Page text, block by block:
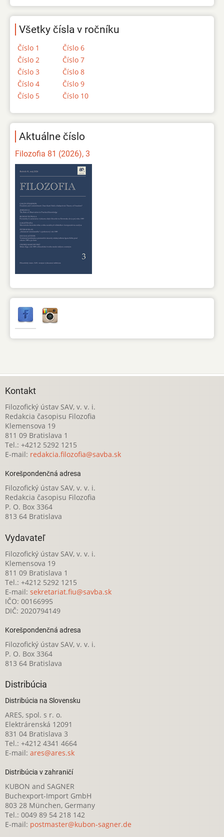
Všetky čísla v ročníku
Číslo 1
Číslo 2
Číslo 3
Číslo 4
Číslo 5
Číslo 6
Číslo 7
Číslo 8
Číslo 9
Číslo 10
Aktuálne číslo
Filozofia 81 (2026), 3
Kontakt
Filozofický ústav SAV, v. v. i.
Redakcia časopisu Filozofia
Klemensova 19
811 09 Bratislava 1
Tel.: +4212 5292 1215
E-mail: redakcia.filozofia@savba.sk
Korešpondenčná adresa
Filozofický ústav SAV, v. v. i.
Redakcia časopisu Filozofia
P. O. Box 3364
813 64 Bratislava
Vydavateľ
Filozofický ústav SAV, v. v. i.
Klemensova 19
811 09 Bratislava 1
Tel.: +4212 5292 1215
E-mail: sekretariat.fiu@savba.sk
IČO: 00166995
DIČ: 2020794149
Korešpondenčná adresa
Filozofický ústav SAV, v. v. i.
P. O. Box 3364
813 64 Bratislava
Distribúcia
Distribúcia na Slovensku
ARES, spol. s r. o.
Elektrárenská 12091
831 04 Bratislava 3
Tel.: +4212 4341 4664
E-mail: ares@ares.sk
Distribúcia v zahraničí
KUBON and SAGNER
Buchexport-Import GmbH
803 28 München, Germany
Tel.: 0049 89 54 218 142
E-mail: postmaster@kubon-sagner.de